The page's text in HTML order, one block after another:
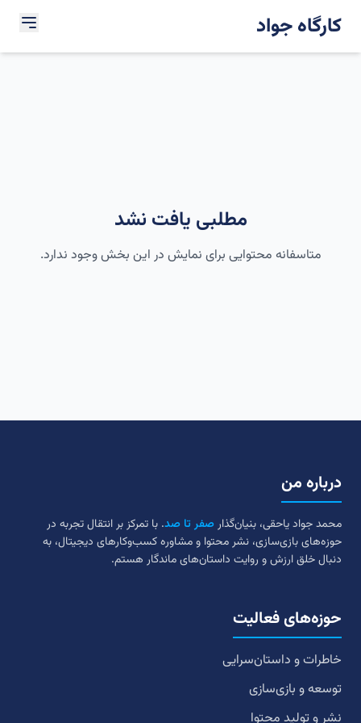
کارگاه جواد
مطلبی یافت نشد
متاسفانه محتوایی برای نمایش در این بخش وجود ندارد.
درباره من
محمد جواد یاحقی، بنیان‌گذارصفر تا صد. با تمرکز بر انتقال تجربه در
حوزه‌های بازی‌سازی، نشر محتوا و مشاوره کسب‌وکارهای دیجیتال، به
دنبال خلق ارزش و روایت داستان‌های ماندگار هستم.
حوزه‌های فعالیت
خاطرات و داستان‌سرایی
توسعه و بازی‌سازی
نشر و تولید محتوا